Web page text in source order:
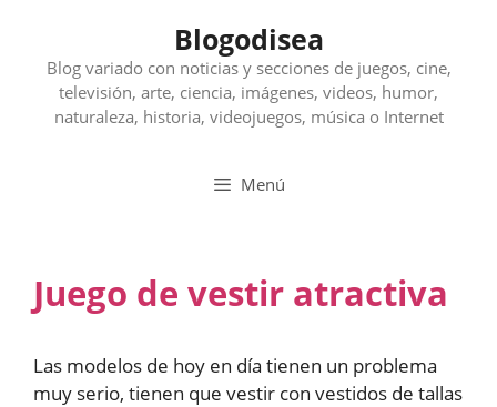
contenido
Blogodisea
Blog variado con noticias y secciones de juegos, cine,
televisión, arte, ciencia, imágenes, videos, humor,
naturaleza, historia, videojuegos, música o Internet
Menú
Juego de vestir atractiva
Las modelos de hoy en día tienen un problema
muy serio, tienen que vestir con vestidos de tallas